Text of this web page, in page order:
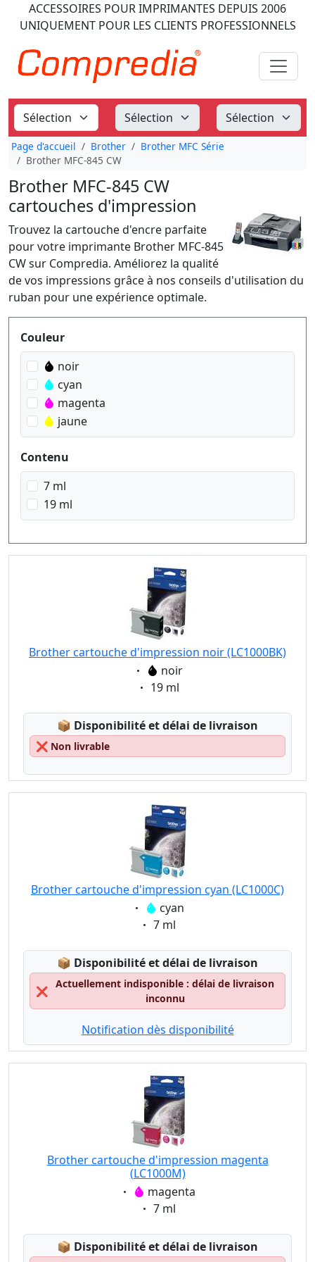
ACCESSOIRES POUR IMPRIMANTES DEPUIS 2006
UNIQUEMENT POUR LES CLIENTS PROFESSIONNELS
Page d'accueil Brother
Brother MFC Série
Brother MFC-845 CW
Brother MFC-845 CW
cartouches d'impression
Trouvez la cartouche d'encre parfaite
pour votre imprimante Brother MFC-845
CW sur Compredia. Améliorez la qualité
de vos impressions grâce à nos conseils d'utilisation du
ruban pour une expérience optimale.
Produktfilter
Couleur
noir
cyan
magenta
jaune
Contenu
7 ml
19 ml
Brother cartouche d'impression noir (LC1000BK)
Eigenschaft:
noir
Eigenschaft:
19 ml
📦 Lagerstatus:
Disponibilité et délai de livraison
❌ Non livrable
Brother cartouche d'impression cyan (LC1000C)
Eigenschaft:
cyan
Eigenschaft:
7 ml
📦 Lagerstatus:
Disponibilité et délai de livraison
❌
Actuellement indisponible : délai de livraison
inconnu
Notification dès disponibilité
Brother cartouche d'impression magenta
(LC1000M)
Eigenschaft:
magenta
Eigenschaft:
7 ml
📦 Lagerstatus:
Disponibilité et délai de livraison